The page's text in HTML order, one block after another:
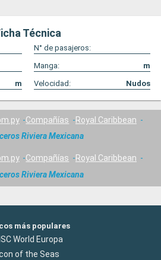
Técnica
N° de pasajeros:
Manga:
m
m Velocidad: Nudos
Compañías
Royal Caribbean
Riviera Mexicana
Compañías
Royal Caribbean
Riviera Mexicana
más populares
World Europa
of the Seas